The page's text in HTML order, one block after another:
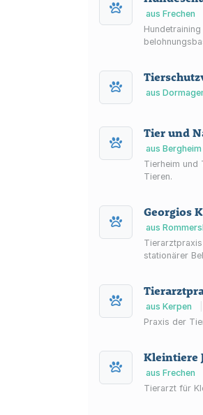
aus Frechen
aus
Tier und
aus Bergheim
Tierheim und
Tieren.
Georgios
aus
stationärer
aus Kerpen
Praxis der
Kleintiere
aus Frechen
Tierarzt für